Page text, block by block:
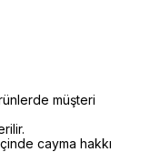
müşteri
cayma hakkı